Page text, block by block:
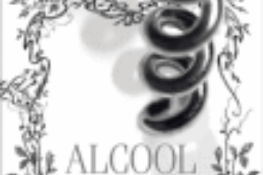
LIRE LA SUITE